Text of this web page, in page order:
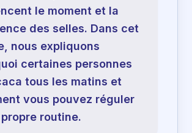
le moment et la
des selles. Dans cet
nous expliquons
certaines personnes
tous les matins et
vous pouvez réguler
routine.